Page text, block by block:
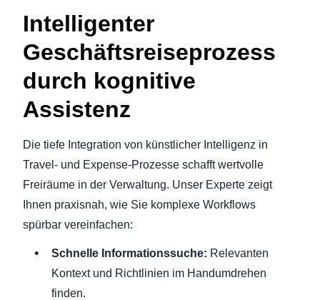
España (Español)
Norway (English)
Intelligenter
Geschäftsreiseprozess
durch kognitive
Assistenz
Die tiefe Integration von künstlicher Intelligenz in
Travel- und Expense-Prozesse schafft wertvolle
Freiräume in der Verwaltung. Unser Experte zeigt
Ihnen praxisnah, wie Sie komplexe Workflows
spürbar vereinfachen:
Schnelle Informationssuche: Relevanten
Kontext und Richtlinien im Handumdrehen
finden.